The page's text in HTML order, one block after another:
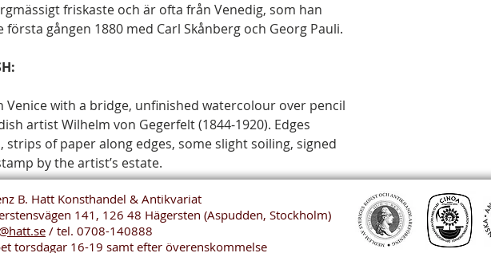
friskaste och är ofta från Venedig, som han
första gången 1880 med Carl Skånberg och Georg Pauli.
Venice with a bridge, unfinished watercolour over pencil
artist Wilhelm von Gegerfelt (1844-1920). Edges
strips of paper along edges, some slight soiling, signed
by the artist’s estate.
B. Hatt Konsthandel & Antikvariat
141, 126 48 Hägersten (Aspudden, Stockholm)
/ tel. 0708-140888
torsdagar 16-19 samt efter överenskommelse